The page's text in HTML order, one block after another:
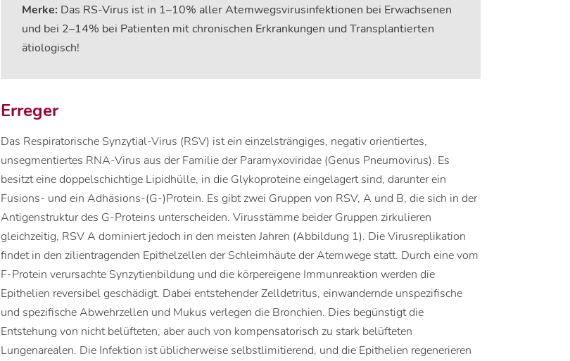
Merke: Das RS-Virus ist in 1–10% aller Atemwegsvirusinfektionen bei Erwachsenen
und bei 2–14% bei Patienten mit chronischen Erkrankungen und Transplantierten
ätiologisch!
Erreger
Das Respiratorische Synzytial-Virus (RSV) ist ein einzelsträngiges, negativ orientiertes,
unsegmentiertes RNA-Virus aus der Familie der Paramyxoviridae (Genus Pneumovirus). Es
besitzt eine doppelschichtige Lipidhülle, in die Glykoproteine eingelagert sind, darunter ein
Fusions- und ein Adhäsions-(G-)Protein. Es gibt zwei Gruppen von RSV, A und B, die sich in der
Antigenstruktur des G-Proteins unterscheiden. Virusstämme beider Gruppen zirkulieren
gleichzeitig, RSV A dominiert jedoch in den meisten Jahren (Abbildung 1). Die Virusreplikation
findet in den zilientragenden Epithelzellen der Schleimhäute der Atemwege statt. Durch eine vom
F-Protein verursachte Synzytienbildung und die körpereigene Immunreaktion werden die
Epithelien reversibel geschädigt. Dabei entstehender Zelldetritus, einwandernde unspezifische
und spezifische Abwehrzellen und Mukus verlegen die Bronchien. Dies begünstigt die
Entstehung von nicht belüfteten, aber auch von kompensatorisch zu stark belüfteten
Lungenarealen. Die Infektion ist üblicherweise selbstlimitierend, und die Epithelien regenerieren